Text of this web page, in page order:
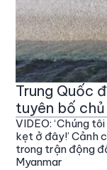
Trung Quốc
tuyên bố
VIDEO: ‘Chúng
kẹt ở đây!’ Cảnh
trong trận động
Myanmar